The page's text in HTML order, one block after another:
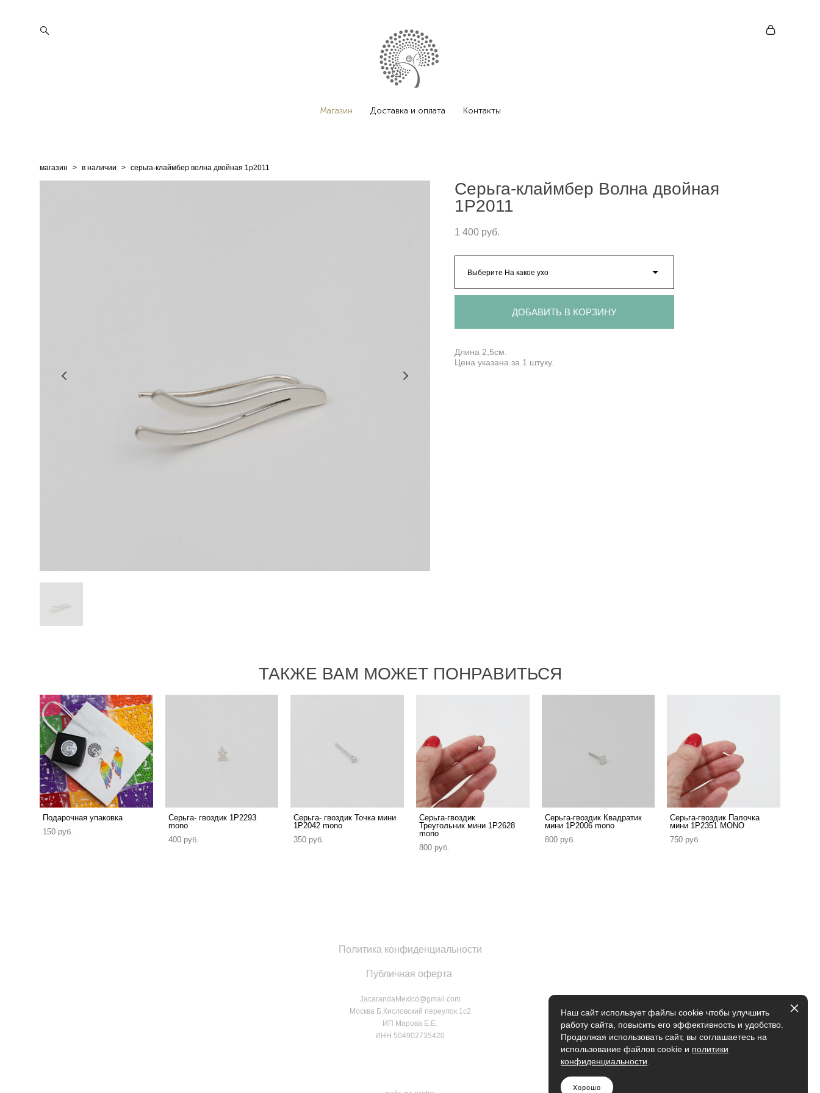
Магазин Доставка и оплата Контакты
магазин > в наличии > серьга-клаймбер волна двойная 1p2011
Серьга-клаймбер Волна двойная
1P2011
1 400 pуб.
Выберите На какое ухо
ДОБАВИТЬ В КОРЗИНУ
Длина 2,5см.
Цена указана за 1 штуку.
ТАКЖЕ ВАМ МОЖЕТ ПОНРАВИТЬСЯ
Подарочная упаковка
150 pуб.
Серьга- гвоздик 1P2293
mono
400 pуб.
Серьга- гвоздик Точка мини
1P2042 mono
350 pуб.
Серьга-гвоздик
Треугольник мини 1P2628
mono
800 pуб.
Серьга-гвоздик Квадратик
мини 1P2006 mono
800 pуб.
Серьга-гвоздик Палочка
мини 1P2351 MONO
750 pуб.
Политика конфиденциальности
Публичная оферта
JacarandaMexico@gmail.com
Москва Б.Кисловский переулок 1с2
ИП Марова Е.Е.
ИНН 504902735420
Наш сайт использует файлы cookie чтобы улучшить
работу сайта, повысить его эффективность и удобство.
Продолжая использовать сайт, вы соглашаетесь на
использование файлов cookie и политики
конфиденциальности
Хорошо